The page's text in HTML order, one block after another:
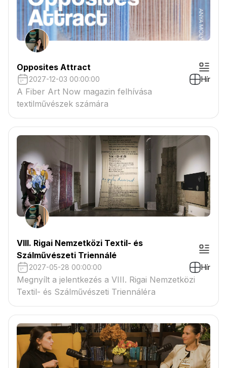
Opposites Attract
2027-12-03 00:00:00 Hír
A Fiber Art Now magazin felhívása
textilművészek számára
VIII. Rigai Nemzetközi Textil- és
Szálművészeti Triennálé
2027-05-28 00:00:00 Hír
Megnyílt a jelentkezés a VIII. Rigai Nemzetközi
Textil- és Szálművészeti Triennáléra